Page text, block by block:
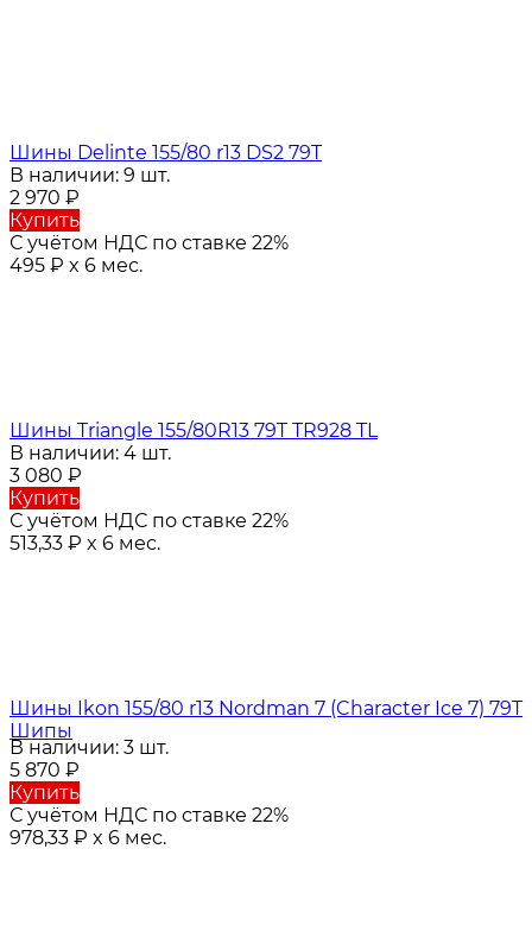
Шины Delinte 155/80 r13 DS2 79T
В наличии: 9 шт.
2 970 ₽
Купить
С учётом НДС по ставке 22%
495 ₽ x 6 мес.
Шины Triangle 155/80R13 79T TR928 TL
В наличии: 4 шт.
3 080 ₽
Купить
С учётом НДС по ставке 22%
513,33 ₽ x 6 мес.
Шины Ikon 155/80 r13 Nordman 7 (Character Ice 7) 79T
Шипы
В наличии: 3 шт.
5 870 ₽
Купить
С учётом НДС по ставке 22%
978,33 ₽ x 6 мес.